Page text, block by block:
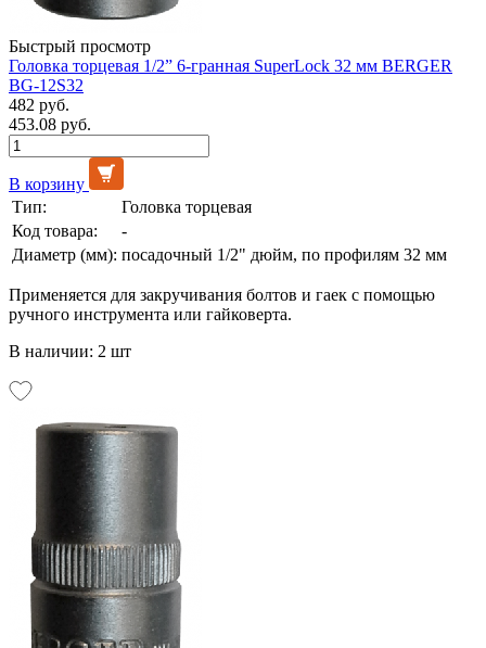
Быстрый просмотр
Головка торцевая 1/2” 6-гранная SuperLock 32 мм BERGER
BG-12S32
482 руб.
453.08 руб.
В корзину
Тип:
Головка торцевая
Код товара:
-
Диаметр (мм): посадочный 1/2" дюйм, по профилям 32 мм
Применяется для закручивания болтов и гаек с помощью
ручного инструмента или гайковерта.
В наличии: 2 шт